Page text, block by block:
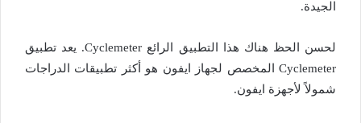
الجيدة.
لحسن الحظ هناك هذا التطبيق الرائع Cyclemeter. يعد تطبيق
Cyclemeter المخصص لجهاز ايفون هو أكثر تطبيقات الدراجات
شمولاً لأجهزة ايفون.